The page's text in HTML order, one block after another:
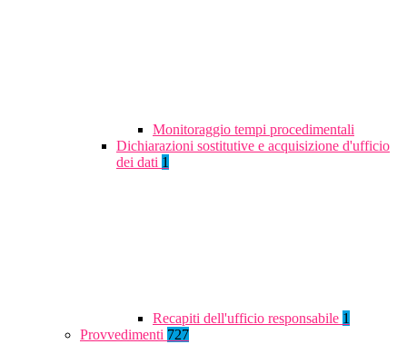
Monitoraggio tempi procedimentali
Dichiarazioni sostitutive e acquisizione d'ufficio
dei dati 1
Recapiti dell'ufficio responsabile 1
Provvedimenti 727